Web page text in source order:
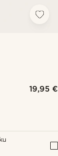
19,95 €